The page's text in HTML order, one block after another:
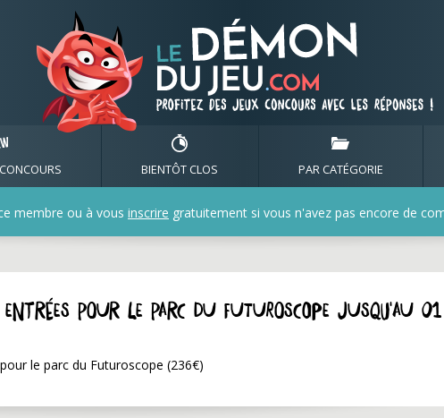
BIENTÔT CLOS PAR CATÉGORIE
membre ou à vous inscrire gratuitement si vous n'avez pas encore de
4 entrées pour le parc du Futuroscope jusqu'au 01
le parc du Futuroscope (236€)